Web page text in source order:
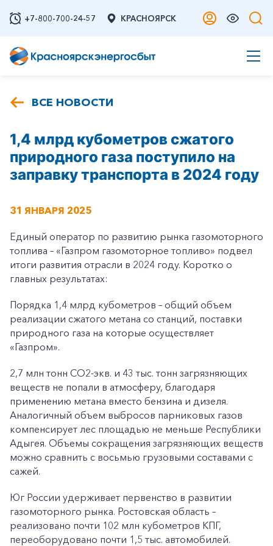
+7-800-700-24-57 КРАСНОЯРСК
ВСЕ НОВОСТИ
1,4 млрд кубометров сжатого
природного газа поступило на
заправку транспорта в 2024 году
31 ЯНВАРЯ 2025
Единый оператор по развитию рынка газомоторного
топлива – «Газпром газомоторное топливо» подвел
итоги развития отрасли в 2024 году. Коротко о
главных результатах:
Порядка 1,4 млрд кубометров – общий объем
реализации сжатого метана со станций, поставки
природного газа на которые осуществляет
«Газпром».
2,7 млн тонн СО2-экв. и 43 тыс. тонн загрязняющих
веществ не попали в атмосферу, благодаря
применению метана вместо бензина и дизеля.
Аналогичный объем выбросов парниковых газов
компенсирует лес площадью не меньше Республики
Адыгея. Объемы сокращения загрязняющих веществ
можно сравнить с восьмью грузовыми составами с
сажей.
Юг России удерживает первенство в развитии
газомоторного рынка. Ростовская область –
реализовано почти 102 млн кубометров КПГ,
переоборудовано почти 1,5 тыс. автомобилей.